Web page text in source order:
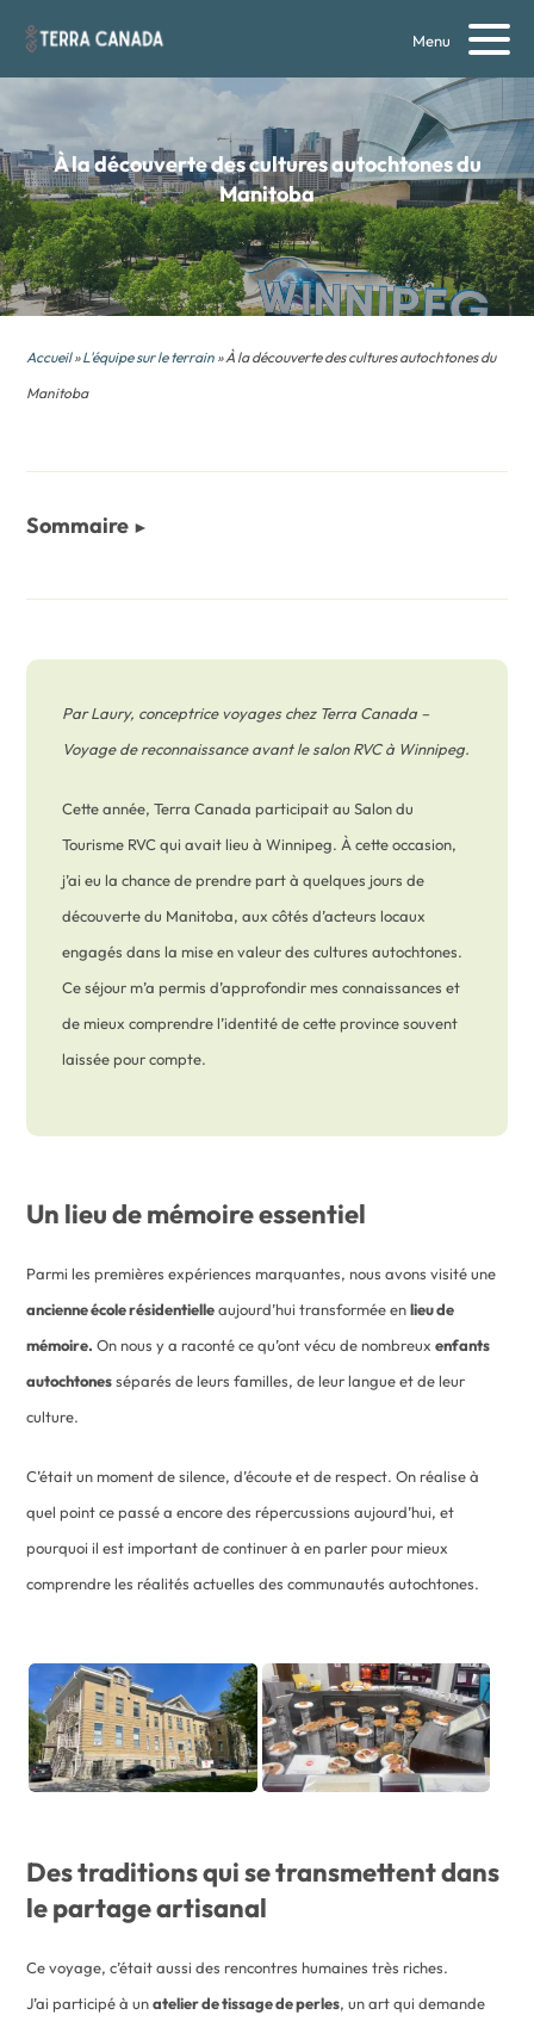
Menu
À la découverte des cultures autochtones du
Manitoba
Accueil»L'équipe sur le terrain » À la découverte des cultures autochtones du
Manitoba
Sommaire
Par Laury, conceptrice voyages chez Terra Canada –
Voyage de reconnaissance avant le salon RVC à Winnipeg.
Cette année, Terra Canada participait au Salon du
Tourisme RVC qui avait lieu à Winnipeg. À cette occasion,
j’ai eu la chance de prendre part à quelques jours de
découverte du Manitoba, aux côtés d’acteurs locaux
engagés dans la mise en valeur des cultures autochtones.
Ce séjour m’a permis d’approfondir mes connaissances et
de mieux comprendre l’identité de cette province souvent
laissée pour compte.
Un lieu de mémoire essentiel
Parmi les premières expériences marquantes, nous avons visité une
ancienne école résidentielleaujourd’hui transformée enlieu de
mémoire. On nous y a raconté ce qu’ont vécu de nombreuxenfants
autochtonesséparés de leurs familles, de leur langue et de leur
culture.
C’était un moment de silence, d’écoute et de respect. On réalise à
quel point ce passé a encore des répercussions aujourd’hui, et
pourquoi il est important de continuer à en parler pour mieux
comprendre les réalités actuelles des communautés autochtones.
Des traditions qui se transmettent dans
le partage artisanal
Ce voyage, c’était aussi des rencontres humaines très riches.
J’ai participé à unatelier de tissage de perles, un art qui demande